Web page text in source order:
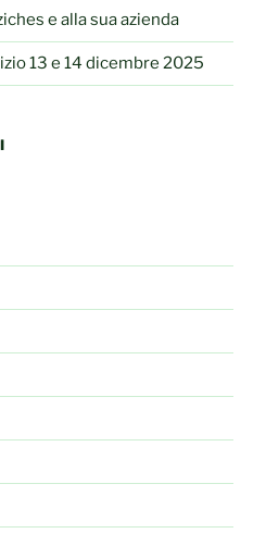
e alla sua azienda
13 e 14 dicembre 2025